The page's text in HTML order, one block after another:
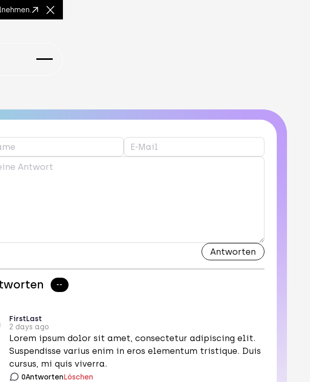
Close Announcement Banner
--
FirstLast
2 days ago
Lorem ipsum dolor sit amet, consectetur adipiscing elit.
Suspendisse varius enim in eros elementum tristique. Duis
cursus, mi quis viverra.
0AntwortenLöschen